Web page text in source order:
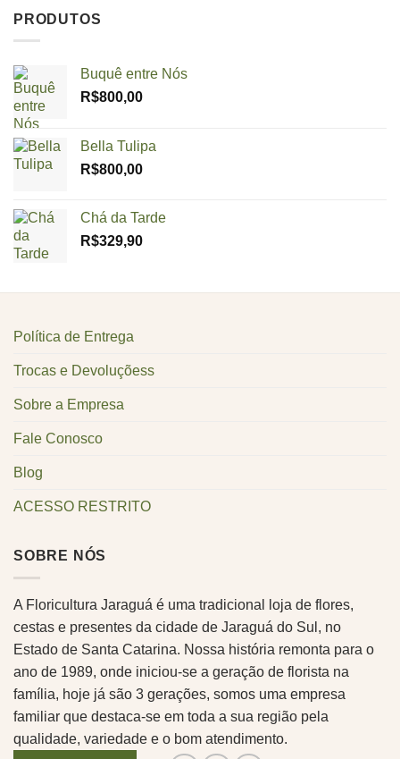
PRODUTOS
Buquê entre Nós
R$800,00
Bella Tulipa
R$800,00
Chá da Tarde
R$329,90
Política de Entrega
Trocas e Devoluçõess
Sobre a Empresa
Fale Conosco
Blog
ACESSO RESTRITO
SOBRE NÓS
A Floricultura Jaraguá é uma tradicional loja de flores,
cestas e presentes da cidade de Jaraguá do Sul, no
Estado de Santa Catarina. Nossa história remonta para o
ano de 1989, onde iniciou-se a geração de florista na
família, hoje já são 3 gerações, somos uma empresa
familiar que destaca-se em toda a sua região pela
qualidade, variedade e o bom atendimento.